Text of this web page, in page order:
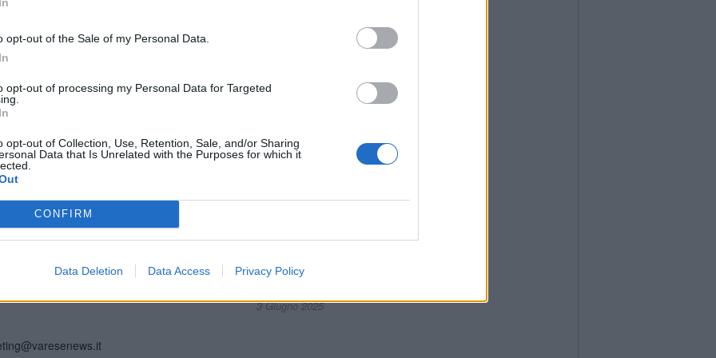
opt-out of the Sale of my Personal Data.
opt-out of processing my Personal Data for Targeted
opt-out of Collection, Use, Retention, Sale, and/or Sharing
Data that Is Unrelated with the Purposes for which it
CONFIRM
Data Deletion Data Access Privacy Policy
scrivendo all’indirizzo
allo
insieme.
|Pinterest
3 Giugno 2025